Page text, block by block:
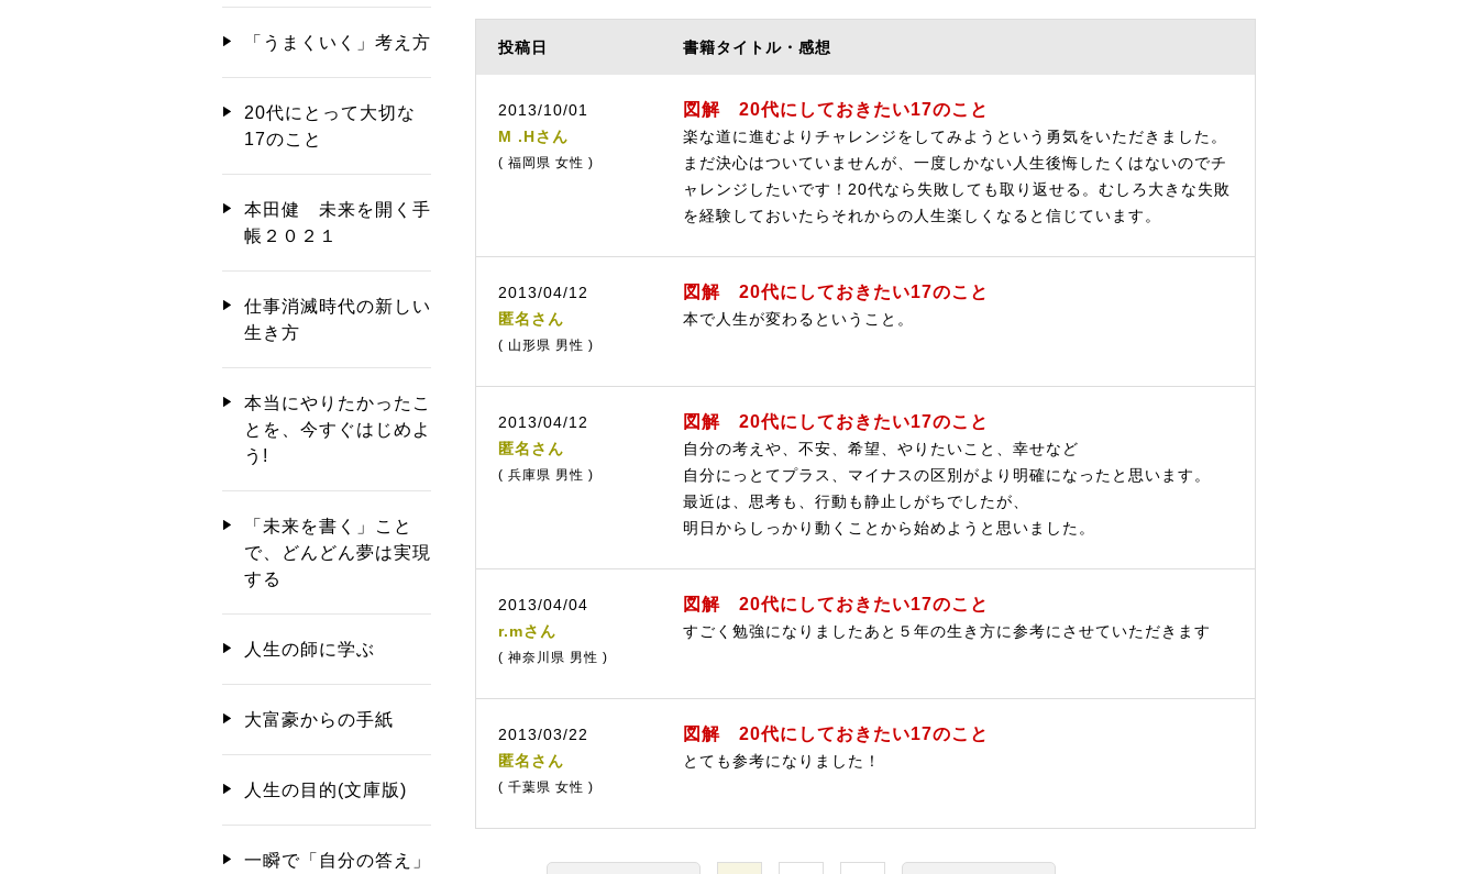
投稿日 書籍タイトル・感想
2013/10/01
M .Hさん
( 福岡県 女性 )
図解 20代にしておきたい17のこと
楽な道に進むよりチャレンジをしてみようという勇気をいただきました。
まだ決心はついていませんが、一度しかない人生後悔したくはないのでチ
ャレンジしたいです！20代なら失敗しても取り返せる。むしろ大きな失敗
を経験しておいたらそれからの人生楽しくなると信じています。
2013/04/12
匿名さん
( 山形県 男性 )
図解 20代にしておきたい17のこと
本で人生が変わるということ。
2013/04/12
匿名さん
( 兵庫県 男性 )
図解 20代にしておきたい17のこと
自分の考えや、不安、希望、やりたいこと、幸せなど
自分にっとてプラス、マイナスの区別がより明確になったと思います。
最近は、思考も、行動も静止しがちでしたが、
明日からしっかり動くことから始めようと思いました。
2013/04/04
r.mさん
( 神奈川県 男性 )
図解 20代にしておきたい17のこと
すごく勉強になりましたあと５年の生き方に参考にさせていただきます
2013/03/22
匿名さん
( 千葉県 女性 )
図解 20代にしておきたい17のこと
とても参考になりました！
「うまくいく」考え方
20代にとって大切な
17のこと
本田健 未来を開く手
帳２０２１
仕事消滅時代の新しい
生き方
本当にやりたかったこ
とを、今すぐはじめよ
う!
「未来を書く」こと
で、どんどん夢は実現
する
人生の師に学ぶ
大富豪からの手紙
人生の目的(文庫版)
一瞬で「自分の答え」